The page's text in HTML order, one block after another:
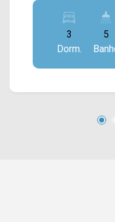
dispostos em
integradas,
cooktop,
churrasqueira,
Também possui
suítes, sendo 01
vagas de garagem. Localizado no bairro Jardim
3
Dorm.
5